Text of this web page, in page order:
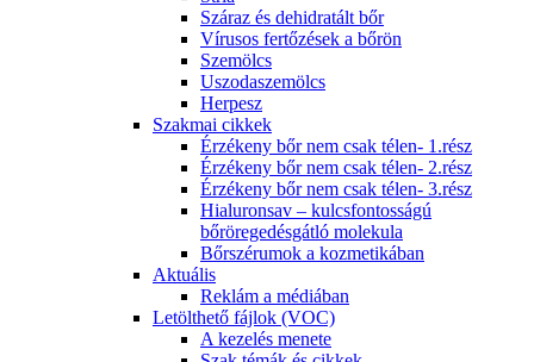
Száraz és dehidratált bőr
Vírusos fertőzések a bőrön
Szemölcs
Uszodaszemölcs
Herpesz
Szakmai cikkek
Érzékeny bőr nem csak télen- 1.rész
Érzékeny bőr nem csak télen- 2.rész
Érzékeny bőr nem csak télen- 3.rész
Hialuronsav – kulcsfontosságú
bőröregedésgátló molekula
Bőrszérumok a kozmetikában
Aktuális
Reklám a médiában
Letölthető fájlok (VOC)
A kezelés menete